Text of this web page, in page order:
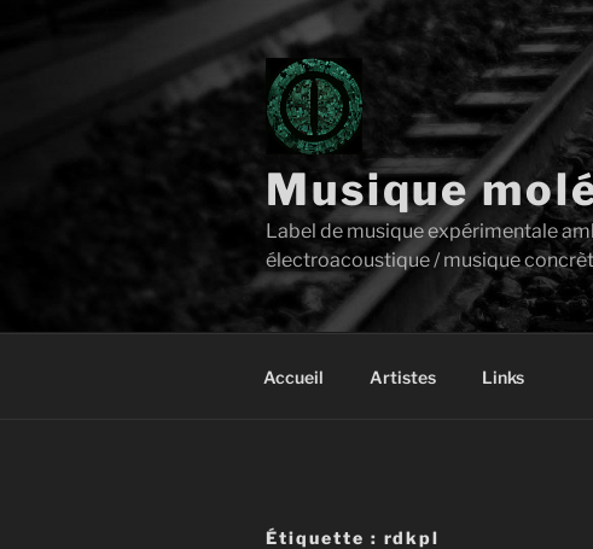
Musique
Label de musique expérimentale
électroacoustique / musique
Accueil Artistes Links
Étiquette : rdkpl